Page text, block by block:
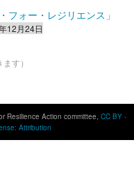
フォー・レジリエンス」
12月24日
す）
Resilience Action committee, CC BY -
Attribution